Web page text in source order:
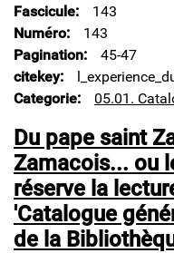
Fascicule
143
Numéro
143
Pagination
45-47
citekey
Categorie
05.01.
Du pape saint
Zamacois... ou
réserve la
'Catalogue
de la